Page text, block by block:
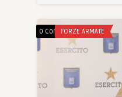
0 CommentsFORZE ARMATE